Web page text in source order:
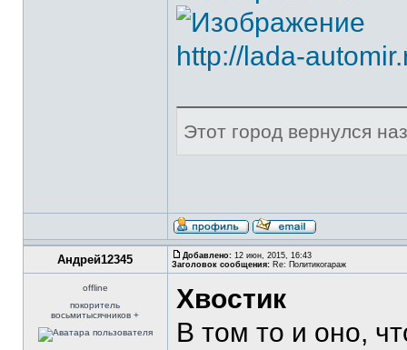
http://lada-
Этот город вернулся
Андрей12345 Добавлено: 12 июн, 2015, 16:43
Заголовок сообщения: Re: Политикогараж
offline
покоритель
восьмитысячников +
Хвостик
В том то и оно,